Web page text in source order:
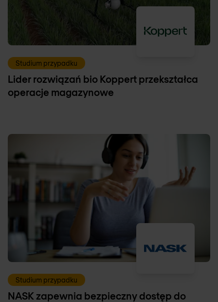
Studium przypadku
Lider rozwiązań bio Koppert przekształca
operacje magazynowe
Studium przypadku
NASK zapewnia bezpieczny dostęp do